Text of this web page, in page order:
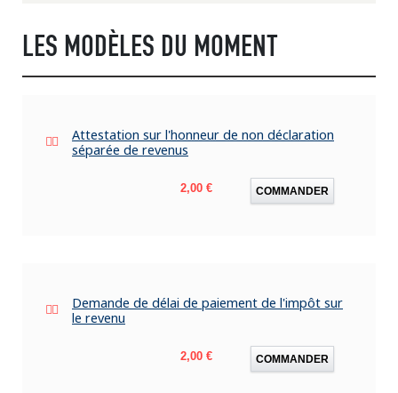
LES MODÈLES DU MOMENT
Attestation sur l'honneur de non déclaration
séparée de revenus
Prix
2,00 € COMMANDER
Demande de délai de paiement de l'impôt sur
le revenu
Prix
2,00 € COMMANDER